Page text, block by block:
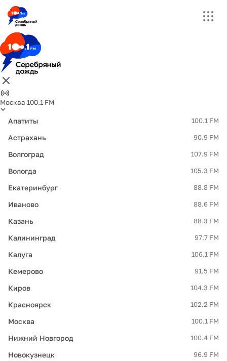
Москва 100.1 FM
Апатиты 100.1 FM
Астрахань 90.9 FM
Волгоград 107.9 FM
Вологда 105.3 FM
Екатеринбург 88.8 FM
Иваново 88.6 FM
Казань 88.3 FM
Калининград 97.7 FM
Калуга 106.1 FM
Кемерово 91.5 FM
Киров 104.3 FM
Красноярск 102.2 FM
Москва 100.1 FM
Нижний Новгород 100.4 FM
Новокузнецк 96.9 FM